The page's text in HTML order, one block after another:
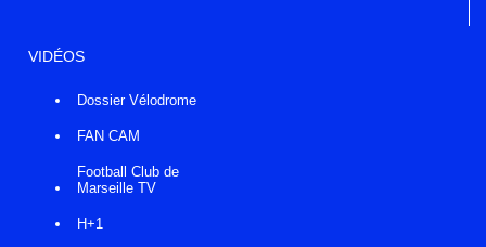
VIDÉOS
Dossier Vélodrome
FAN CAM
Football Club de
Marseille TV
H+1